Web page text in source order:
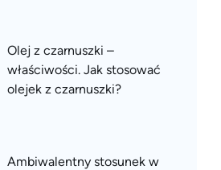
Olej z czarnuszki –
właściwości. Jak stosować
olejek z czarnuszki?
Ambiwalentny stosunek w